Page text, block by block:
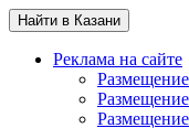
Найти в Казани
Реклама на сайте